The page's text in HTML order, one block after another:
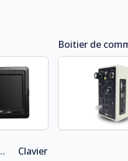
Boitier de
USB 8Go Clavier